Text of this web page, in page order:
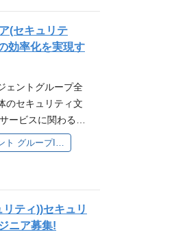
レベル CCNP相当
通信サービス リモ
サーバの構築・運
ネットワーク（プ
【必須の経験・ス
イッチ、無線LA
ーク業務経験 CC
、技術的背景を踏
オフィス系ネット
ネット、キャリア
を利用した
）の構築・運用経
像】 新しい技術
課題に対するリテ
ID-POSデータを
・クリエイティブ
構築・折衝 ・AI活
向上 【ポジション
ールを活用できる
得られる ・誰も
のある仕事がで
須条件】 ・大卒
）3年以上 【歓迎
AIへの関心が強い
の利用経験 【求
(セキュリテ
効率化を実現す
ェントグループ全
のセキュリティ文
ービスに関わる機
あります。動的
容 私たちは、実際
で新たな挑戦を
リティ面からサ
術を取り入れた研
定と実行 プロジ
ティ))セキュリ
ニア募集!